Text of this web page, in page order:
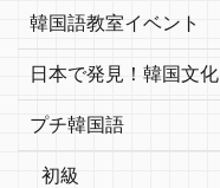
韓国語教室イベント
日本で発見！韓国文化
プチ韓国語
初級